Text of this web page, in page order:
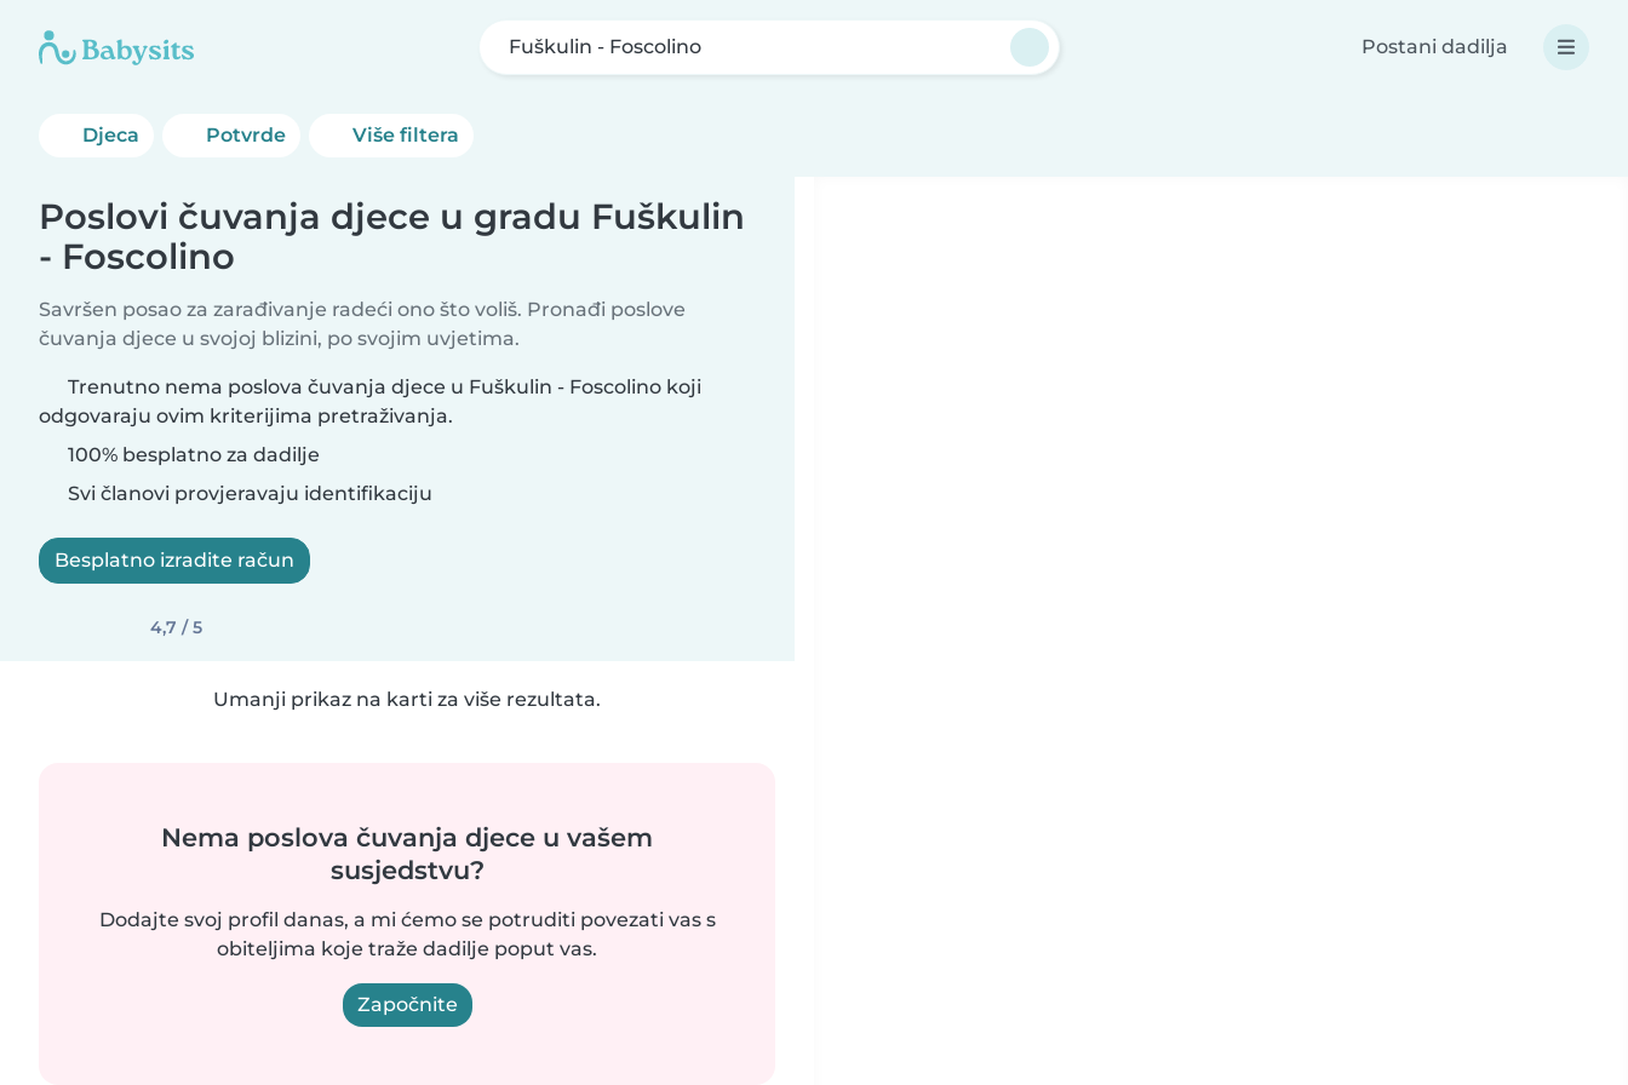
Fuškulin - Foscolino Postani dadilja
Djeca Potvrde Više filtera
Poslovi čuvanja djece u gradu Fuškulin
- Foscolino
Savršen posao za zarađivanje radeći ono što voliš. Pronađi poslove
čuvanja djece u svojoj blizini, po svojim uvjetima.
Trenutno nema poslova čuvanja djece u Fuškulin - Foscolino koji
odgovaraju ovim kriterijima pretraživanja.
100% besplatno za dadilje
Svi članovi provjeravaju identifikaciju
Besplatno izradite račun
4,7 / 5
Umanji prikaz na karti za više rezultata.
Nema poslova čuvanja djece u vašem
susjedstvu?
Dodajte svoj profil danas, a mi ćemo se potruditi povezati vas s
obiteljima koje traže dadilje poput vas.
Započnite